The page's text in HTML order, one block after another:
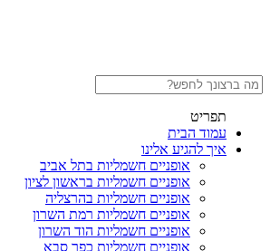
תפריט
עמוד הבית
איך להגיע אלינו
אופניים חשמליות בתל אביב
אופניים חשמליות בראשון לציון
אופניים חשמליות בהרצליה
אופניים חשמליות רמת השרון
אופניים חשמליות הוד השרון
אופניים חשמליות כפר סבא